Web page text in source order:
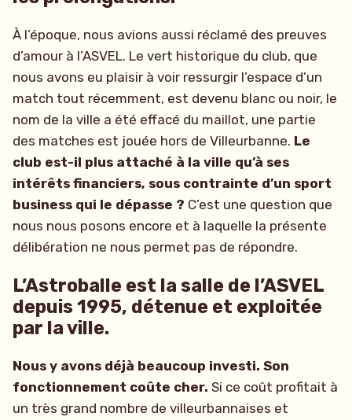
À l’époque, nous avions aussi réclamé des preuves
d’amour à l’ASVEL. Le vert historique du club, que
nous avons eu plaisir à voir ressurgir l’espace d’un
match tout récemment, est devenu blanc ou noir, le
nom de la ville a été effacé du maillot, une partie
des matches est jouée hors de Villeurbanne. Le
club est-il plus attaché à la ville qu’à ses
intérêts financiers, sous contrainte d’un sport
business qui le dépasse ? C’est une question que
nous nous posons encore et à laquelle la présente
délibération ne nous permet pas de répondre.
L’Astroballe est la salle de l’ASVEL
depuis 1995, détenue et exploitée
par la ville.
Nous y avons déjà beaucoup investi. Son
fonctionnement coûte cher. Si ce coût profitait à
un très grand nombre de villeurbannaises et